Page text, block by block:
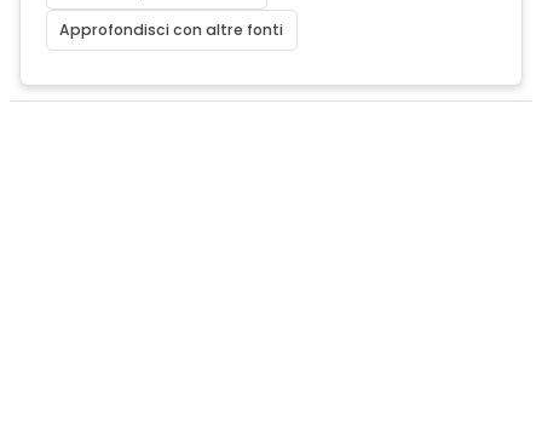
Approfondisci con altre fonti